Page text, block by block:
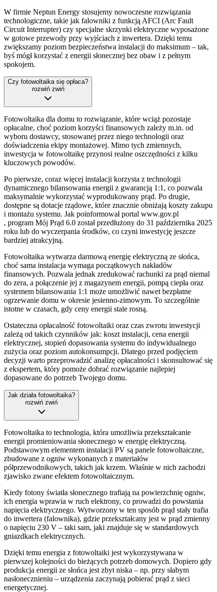
W firmie Neptun Energy stosujemy nowoczesne rozwiązania
technologiczne, takie jak falowniki z funkcją AFCI (Arc Fault
Circuit Interrupter) czy specjalne skrzynki elektryczne wyposażone
w gotowe przewody przy wyjściach z inwertera. Dzięki temu
zwiększamy poziom bezpieczeństwa instalacji do maksimum – tak,
byś mógł korzystać z energii słonecznej bez obaw i z pełnym
spokojem.
Czy fotowoltaika się opłaca?
rozwiń zwiń
Fotowoltaika dla domu to rozwiązanie, które wciąż pozostaje
opłacalne, choć poziom korzyści finansowych zależy m.in. od
wyboru dostawcy, stosowanej przez niego technologii oraz
doświadczenia ekipy montażowej. Mimo tych zmiennych,
inwestycja w fotowoltaikę przynosi realne oszczędności z kilku
kluczowych powodów.
Po pierwsze, coraz więcej instalacji korzysta z technologii
dynamicznego bilansowania energii z gwarancją 1:1, co pozwala
maksymalnie wykorzystać wyprodukowany prąd. Po drugie,
dostępne są dotacje rządowe, które znacznie obniżają koszty zakupu
i montażu systemu. Jak poinformował portal www.gov.pl
, program Mój Prąd 6.0 został przedłużony do 31 października 2025
roku lub do wyczerpania środków, co czyni inwestycję jeszcze
bardziej atrakcyjną.
Fotowoltaika wytwarza darmową energię elektryczną ze słońca,
choć sama instalacja wymaga początkowych nakładów
finansowych. Pozwala jednak zredukować rachunki za prąd niemal
do zera, a połączenie jej z magazynem energii, pompą ciepła oraz
systemem bilansowania 1:1 może umożliwić nawet bezpłatne
ogrzewanie domu w okresie jesienno-zimowym. To szczególnie
istotne w czasach, gdy ceny energii stale rosną.
Ostateczna opłacalność fotowoltaiki oraz czas zwrotu inwestycji
zależą od takich czynników jak: koszt instalacji, cena energii
elektrycznej, stopień dopasowania systemu do indywidualnego
zużycia oraz poziom autokonsumpcji. Dlatego przed podjęciem
decyzji warto przeprowadzić analizę opłacalności i skonsultować się
z ekspertem, który pomoże dobrać rozwiązanie najlepiej
dopasowane do potrzeb Twojego domu.
Jak działa fotowoltaika?
rozwiń zwiń
Fotowoltaika to technologia, która umożliwia przekształcanie
energii promieniowania słonecznego w energię elektryczną.
Podstawowym elementem instalacji PV są panele fotowoltaiczne,
zbudowane z ogniw wykonanych z materiałów
półprzewodnikowych, takich jak krzem. Właśnie w nich zachodzi
zjawisko zwane efektem fotowoltaicznym.
Kiedy fotony światła słonecznego trafiają na powierzchnię ogniw,
ich energia wprawia w ruch elektrony, co prowadzi do powstania
napięcia elektrycznego. Wytworzony w ten sposób prąd stały trafia
do inwertera (falownika), gdzie przekształcany jest w prąd zmienny
o napięciu 230 V – taki sam, jaki znajduje się w standardowych
gniazdkach elektrycznych.
Dzięki temu energia z fotowoltaiki jest wykorzystywana w
pierwszej kolejności do bieżących potrzeb domowych. Dopiero gdy
produkcja energii ze słońca jest zbyt niska – np. przy słabym
nasłonecznieniu – urządzenia zaczynają pobierać prąd z sieci
energetycznej.